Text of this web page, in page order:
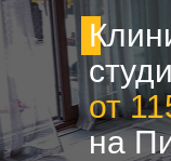
от
на